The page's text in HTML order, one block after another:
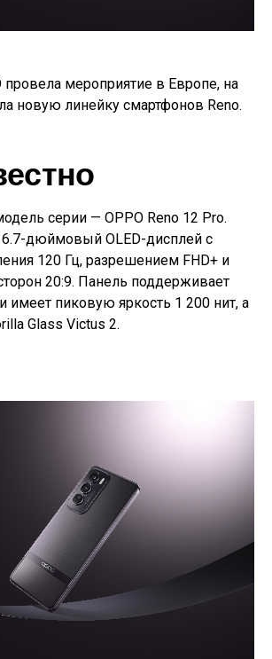
провела мероприятие в Европе, на
новую линейку смартфонов Reno.
серии — OPPO Reno 12 Pro.
6.7-дюймовый OLED-дисплей с
120 Гц, разрешением FHD+ и
20:9. Панель поддерживает
имеет пиковую яркость 1 200 нит, а
Glass Victus 2.